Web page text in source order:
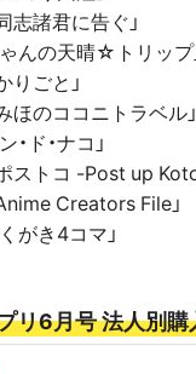
志諸君に告ぐ」
ゃんの天晴☆トリップ
りごと」
ほのココニトラベル」
・ド・ナコ」
ポストコ -Post up
Creators File」
くがき4コマ」
リ6月号 法人別購